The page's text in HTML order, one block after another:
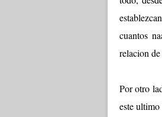
cuantos
relacion
Por otro
este